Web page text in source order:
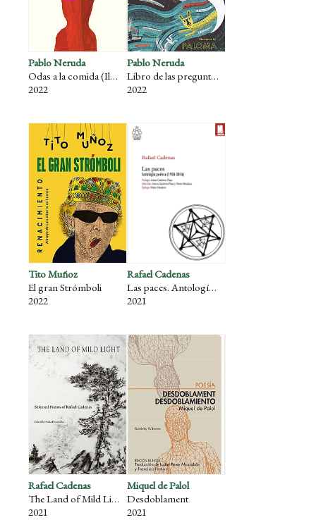
Pablo Neruda
Odas a la comida (Ilustrado)
2022
Pablo Neruda
Libro de las preguntas (Ilustrado)
2022
Tito Muñoz
El gran Strómboli
2022
Rafael Cadenas
Las paces. Antología poética (1958-2016)
2021
Rafael Cadenas
The Land of Mild Light
2021
Miquel de Palol
Desdoblament
2021